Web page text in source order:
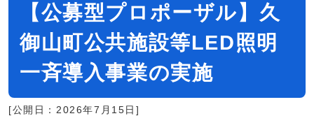
【公募型プロポーザル】久
御山町公共施設等LED照明
一斉導入事業の実施
[公開日：2026年7月15日]